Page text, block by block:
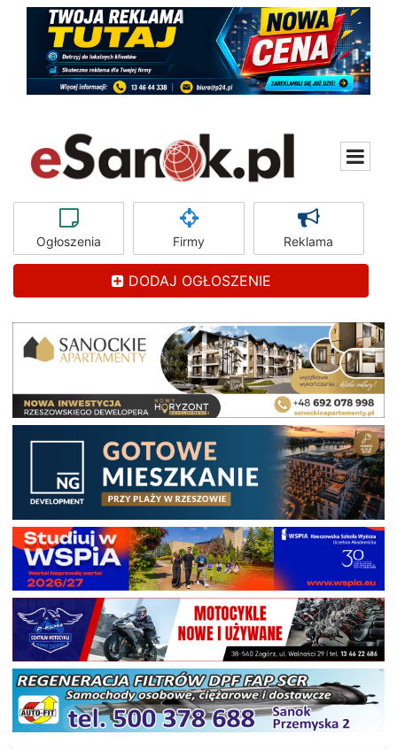
Ogłoszenia Firmy Reklama
DODAJ OGŁOSZENIE